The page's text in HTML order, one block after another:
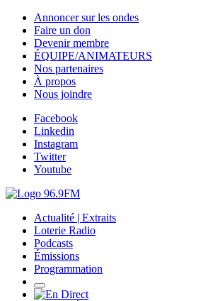
Annoncer sur les ondes
Faire un don
Devenir membre
ÉQUIPE/ANIMATEURS
Nos partenaires
À propos
Nous joindre
Facebook
Linkedin
Instagram
Twitter
Youtube
Actualité | Extraits
Loterie Radio
Podcasts
Émissions
Programmation